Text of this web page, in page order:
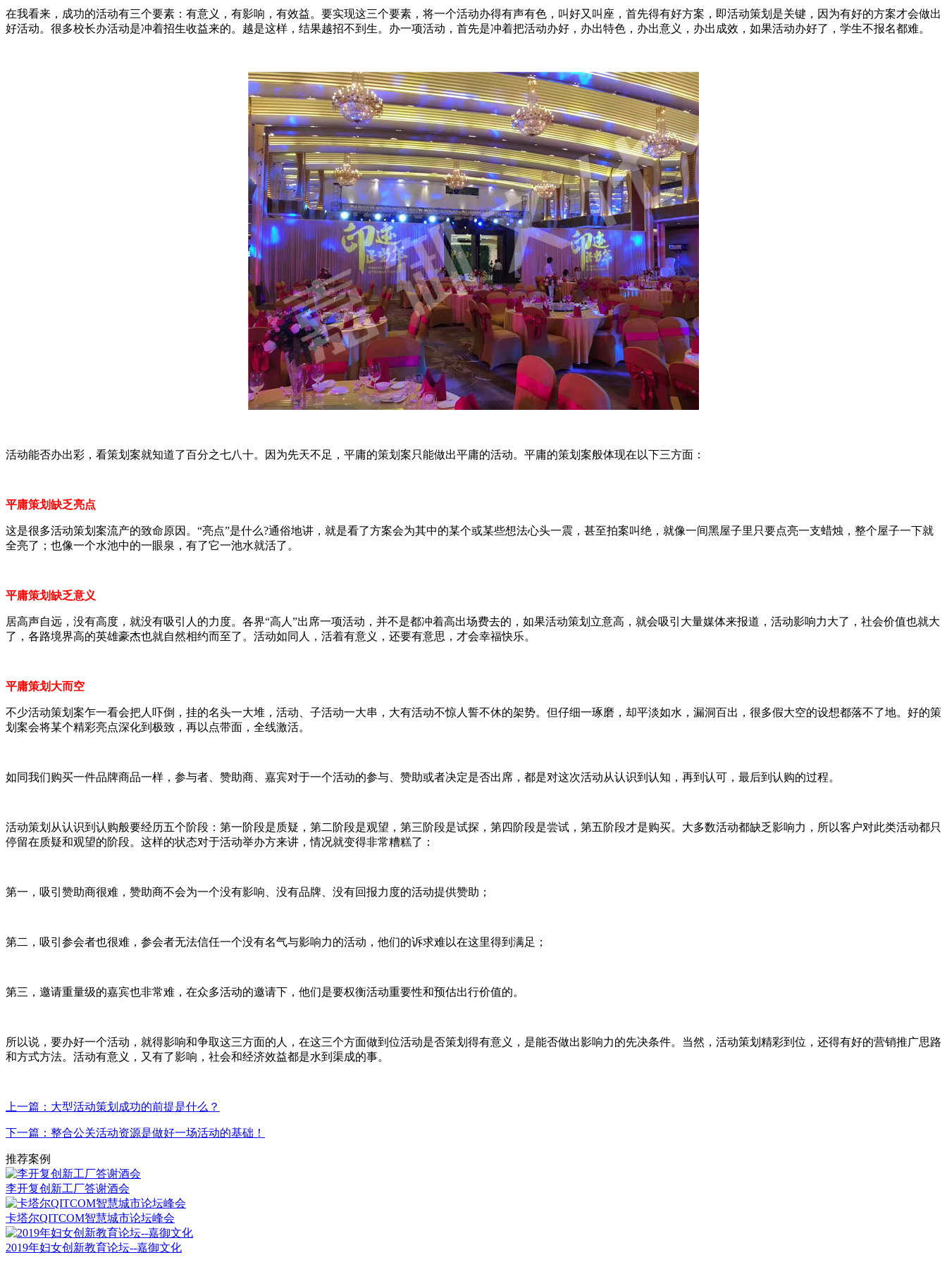
在我看来，成功的活动有三个要素：有意义，有影响，有效益。要实现这三个要素，将一个活动办得有声有色，叫好又叫座，首先得有好方案，即活动策划是关键，因为有好的方案才会做出
好活动。很多校长办活动是冲着招生收益来的。越是这样，结果越招不到生。办一项活动，首先是冲着把活动办好，办出特色，办出意义，办出成效，如果活动办好了，学生不报名都难。
活动能否办出彩，看策划案就知道了百分之七八十。因为先天不足，平庸的策划案只能做出平庸的活动。平庸的策划案般体现在以下三方面：
平庸策划缺乏亮点
这是很多活动策划案流产的致命原因。“亮点”是什么?通俗地讲，就是看了方案会为其中的某个或某些想法心头一震，甚至拍案叫绝，就像一间黑屋子里只要点亮一支蜡烛，整个屋子一下就
全亮了；也像一个水池中的一眼泉，有了它一池水就活了。
平庸策划缺乏意义
居高声自远，没有高度，就没有吸引人的力度。各界“高人”出席一项活动，并不是都冲着高出场费去的，如果活动策划立意高，就会吸引大量媒体来报道，活动影响力大了，社会价值也就大
了，各路境界高的英雄豪杰也就自然相约而至了。活动如同人，活着有意义，还要有意思，才会幸福快乐。
平庸策划 大而空
不少活动策划案乍一看会把人吓倒，挂的名头一大堆，活动、子活动一大串，大有活动不惊人誓不休的架势。但仔细一琢磨，却平淡如水，漏洞百出，很多假大空的设想都落不了地。好的策
划案会将某个精彩亮点深化到极致，再以点带面，全线激活。
如同我们购买一件品牌商品一样，参与者、赞助商、嘉宾对于一个活动的参与、赞助或者决定是否出席，都是对这次活动从认识到认知，再到认可，最后到认购的过程。
活动策划从认识到认购般要经历五个阶段：第一阶段是质疑，第二阶段是观望，第三阶段是试探，第四阶段是尝试，第五阶段才是购买。大多数活动都缺乏影响力，所以客户对此类活动都只
停留在质疑和观望的阶段。这样的状态对于活动举办方来讲，情况就变得非常糟糕了：
第一，吸引赞助商很难，赞助商不会为一个没有影响、没有品牌、没有回报力度的活动提供赞助；
第二，吸引参会者也很难，参会者无法信任一个没有名气与影响力的活动，他们的诉求难以在这里得到满足；
第三，邀请重量级的嘉宾也非常难，在众多活动的邀请下，他们是要权衡活动重要性和预估出行价值的。
所以说，要办好一个活动，就得影响和争取这三方面的人，在这三个方面做到位活动是否策划得有意义，是能否做出影响力的先决条件。当然，活动策划精彩到位，还得有好的营销推广思路
和方式方法。活动有意义，又有了影响，社会和经济效益都是水到渠成的事。
上一篇：大型活动策划成功的前提是什么？
下一篇：整合公关活动资源是做好一场活动的基础！
推荐案例
李开复创新工厂答谢酒会
卡塔尔QITCOM智慧城市论坛峰会
2019年妇女创新教育论坛--嘉御文化